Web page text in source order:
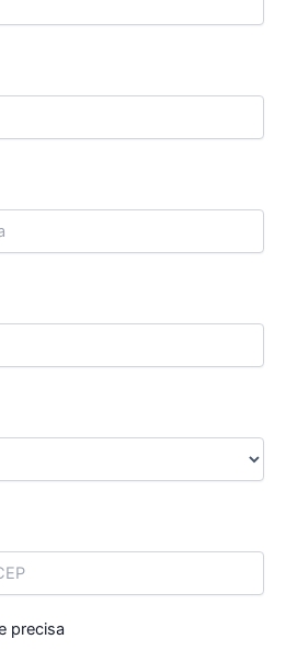
precisa